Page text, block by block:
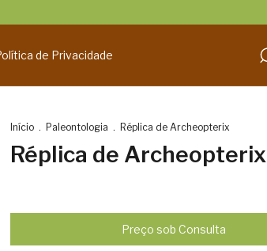
de Privacidade
Início . Paleontologia . Réplica de Archeopterix
Réplica de Archeopterix